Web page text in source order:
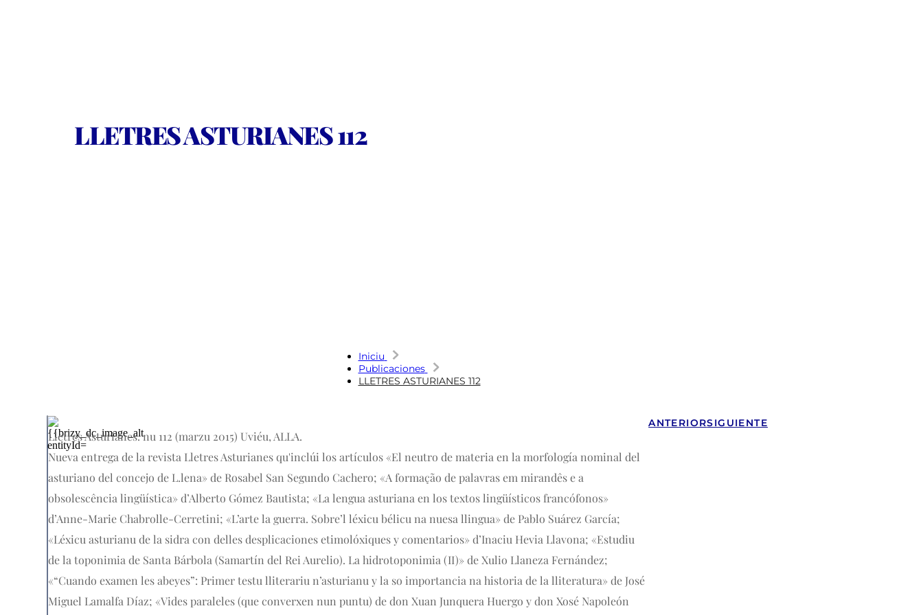
LLETRES ASTURIANES 112
Iniciu
Publicaciones
LLETRES ASTURIANES 112
Lletres Asturianes. nu 112 (marzu 2015) Uviéu, ALLA.
Nueva entrega de la revista Lletres Asturianes qu'inclúi los artículos «El neutro de materia en la morfología nominal del
asturiano del concejo de L.lena» de Rosabel San Segundo Cachero; «A formação de palavras em mirandês e a
obsolescência lingüística» d’Alberto Gómez Bautista; «La lengua asturiana en los textos lingüísticos francófonos»
d’Anne-Marie Chabrolle-Cerretini; «L’arte la guerra. Sobre’l léxicu bélicu na nuesa llingua» de Pablo Suárez García;
«Léxicu asturianu de la sidra con delles desplicaciones etimolóxiques y comentarios» d’Inaciu Hevia Llavona; «Estudiu
de la toponimia de Santa Bárbola (Samartín del Rei Aurelio). La hidrotoponimia (II)» de Xulio Llaneza Fernández;
«“Cuando examen les abeyes”: Primer testu lliterariu n’asturianu y la so importancia na historia de la lliteratura» de José
Miguel Lamalfa Díaz; «Vides paraleles (que converxen nun puntu) de don Xuan Junquera Huergo y don Xosé Napoleón
ANTERIORSIGUIENTE